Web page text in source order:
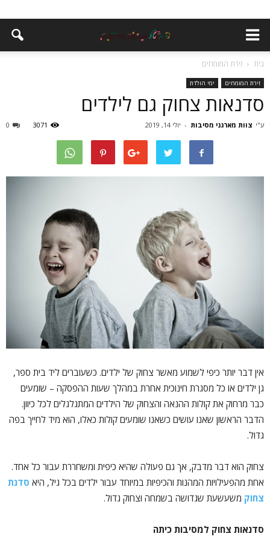
בית זירת המומחים
זירת המומחים ימי הולדת
סדנאות צחוק גם לילדים
ע"י צוות מארגני מסיבות - יולי 14, 2019 0 3071
אין דבר יותר כיפי לשמוע מאשר צחוק של ילדים. כשעוברים ליד בית ספר,
גן ילדים או כל מסגרת חינוכית אחרת במהלך שעות ההפסקה – שומעים
כבר מרחוק את קולות ההנאה והצחוק של הילדים המתגלגלים לכל כיוון.
הדבר הראשון שאנו עושים כשאנו שומעים קולות כאלו, הוא מיד לחייך בפה
גדול.
צחוק הוא דבר מדבק, אך גם פעולה שהיא כיפית ומשחררת עבור כל אחד.
אחת מהפעילויות המהנות והכיפיות במיוחד עבור ילדים בכל גיל, היא סדנת
צחוק משעשעת שגדושה בשמחה וצחוק גדול.
סדנאות צחוק למסיבות כיתה